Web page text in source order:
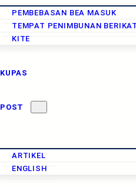
PEMBEBASAN BEA MASUK
TEMPAT PENIMBUNAN BERIKAT
KITE
PAJAK
KUPAS
POST
ARTIKEL
ENGLISH
KALKULATOR